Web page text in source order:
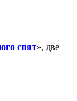
спят», две